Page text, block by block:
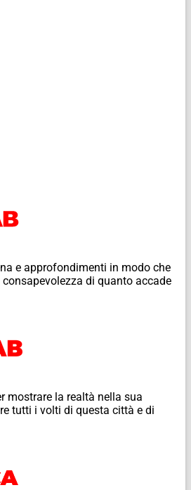
e approfondimenti in modo che
di quanto accade
mostrare la realtà nella sua
tutti i volti di questa città e di